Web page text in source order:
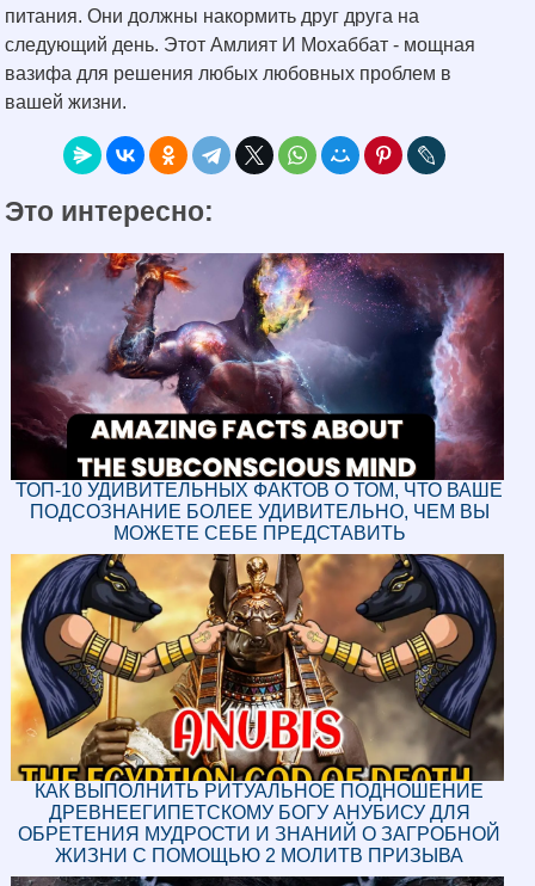
питания. Они должны накормить друг друга на
следующий день. Этот Амлият И Мохаббат - мощная
вазифа для решения любых любовных проблем в
вашей жизни.
Это интересно:
ТОП-10 УДИВИТЕЛЬНЫХ ФАКТОВ О ТОМ, ЧТО ВАШЕ
ПОДСОЗНАНИЕ БОЛЕЕ УДИВИТЕЛЬНО, ЧЕМ ВЫ
МОЖЕТЕ СЕБЕ ПРЕДСТАВИТЬ
КАК ВЫПОЛНИТЬ РИТУАЛЬНОЕ ПОДНОШЕНИЕ
ДРЕВНЕЕГИПЕТСКОМУ БОГУ АНУБИСУ ДЛЯ
ОБРЕТЕНИЯ МУДРОСТИ И ЗНАНИЙ О ЗАГРОБНОЙ
ЖИЗНИ С ПОМОЩЬЮ 2 МОЛИТВ ПРИЗЫВА